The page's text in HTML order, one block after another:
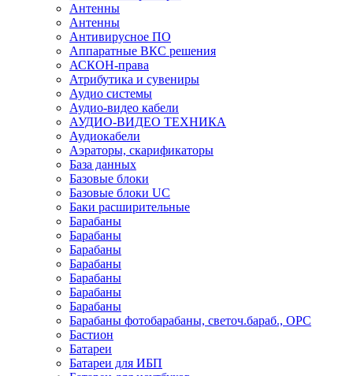
Антенны
Антенны
Антивирусное ПО
Аппаратные ВКС решения
АСКОН-права
Атрибутика и сувениры
Аудио системы
Аудио-видео кабели
АУДИО-ВИДЕО ТЕХНИКА
Аудиокабели
Аэраторы, скарификаторы
База данных
Базовые блоки
Базовые блоки UC
Баки расширительные
Барабаны
Барабаны
Барабаны
Барабаны
Барабаны
Барабаны
Барабаны
Барабаны фотобарабаны, светоч.бараб., OPC
Бастион
Батареи
Батареи для ИБП